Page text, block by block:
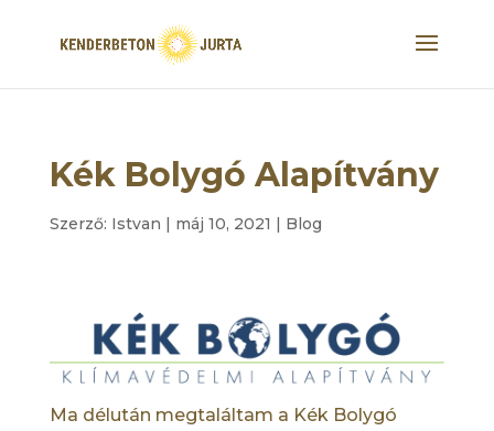
Kék Bolygó Alapítvány
Szerző: Istvan | máj 10, 2021 | Blog
Ma délután megtaláltam a Kék Bolygó